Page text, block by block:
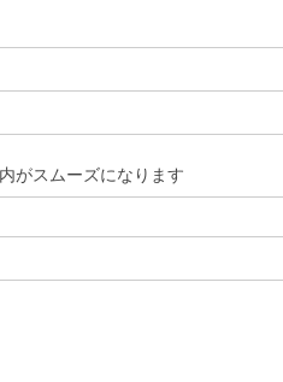
がスムーズになります